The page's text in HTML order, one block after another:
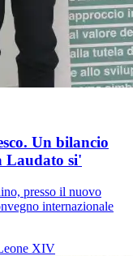
Un bilancio
Laudato si'
presso il nuovo
internazionale
XIV